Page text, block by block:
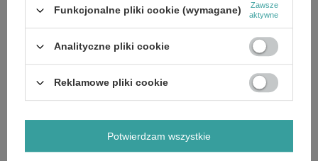
Zobacz również
Norel MultiVitamin Odżywcza Maska Witaminowa 100ml
Cena regularna:£25.09 -30%
Norel Slimming Termogeniczne Modelujące Serum do Ciała
Funkcjonalne pliki cookie (wymagane)
Zawsze
aktywne
Analityczne pliki cookie
Reklamowe pliki cookie
Potwierdzam wszystkie